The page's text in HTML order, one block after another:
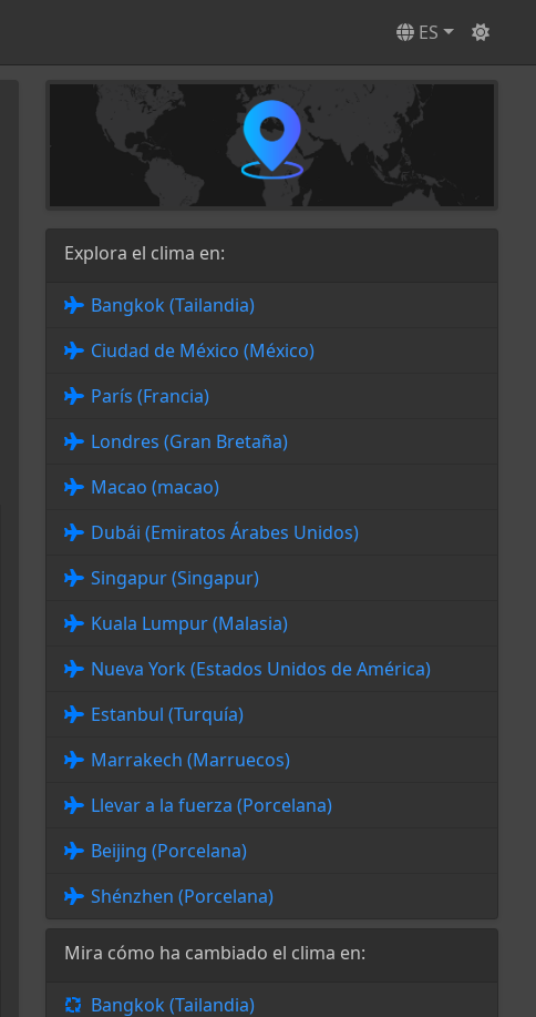
ES
Explora el clima en:
Bangkok (Tailandia)
Ciudad de México (México)
París (Francia)
Londres (Gran Bretaña)
Macao (macao)
Dubái (Emiratos Árabes Unidos)
Singapur (Singapur)
Kuala Lumpur (Malasia)
Nueva York (Estados Unidos de América)
Estanbul (Turquía)
Marrakech (Marruecos)
Llevar a la fuerza (Porcelana)
Beijing (Porcelana)
Shénzhen (Porcelana)
Mira cómo ha cambiado el clima en:
Bangkok (Tailandia)